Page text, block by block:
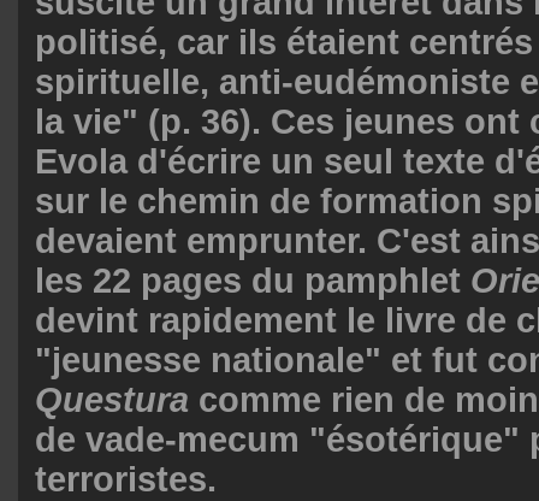
politisé, car ils étaient
spirituelle, anti-eudémoniste
la vie" (p. 36). Ces jeunes ont
Evola d'écrire un seul texte
sur le chemin de formation
devaient emprunter. C'est
les 22 pages du pamphlet
devint rapidement le livre de
"jeunesse nationale" et fut
Questura comme rien de
de vade-mecum "ésotérique"
terroristes.